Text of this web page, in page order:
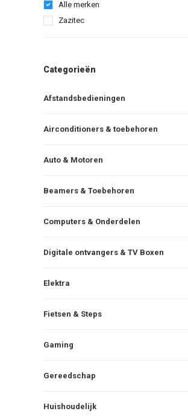
Alle merken
Zazitec
Categorieën
Afstandsbedieningen
Airconditioners & toebehoren
Auto & Motoren
Beamers & Toebehoren
Computers & Onderdelen
Digitale ontvangers & TV Boxen
Elektra
Fietsen & Steps
Gaming
Gereedschap
Huishoudelijk